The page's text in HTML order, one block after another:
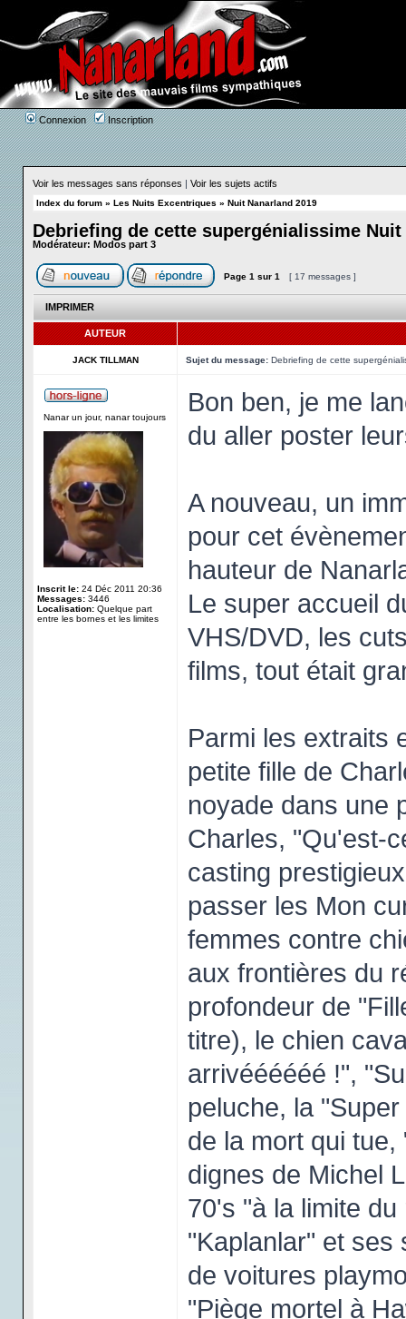
Connexion Inscription
Voir les messages sans réponses | Voir les sujets actifs
Index du forum » Les Nuits Excentriques » Nuit Nanarland 2019
Debriefing de cette supergénialissime Nuit
Modérateur: Modos part 3
Page 1 sur 1 [ 17 messages ]
IMPRIMER
AUTEUR
JACK TILLMAN Sujet du message: Debriefing de cette
Nanar un jour, nanar toujours
Inscrit le: 24 Déc 2011 20:36
Messages: 3446
Localisation: Quelque part
entre les bornes et les limites
Bon ben, je me
du aller poster
A nouveau, un
pour cet
hauteur de
Le super accueil
VHS/DVD, les
films, tout était
Parmi les extraits
petite fille de
noyade dans une
Charles, "Qu'est-
casting
passer les Mon
femmes contre
aux frontières du
profondeur de
titre), le chien
arrivéééééé !",
peluche, la
de la mort qui
dignes de Michel
70's "à la limite
"Kaplanlar" et ses
de voitures
"Piège mortel à